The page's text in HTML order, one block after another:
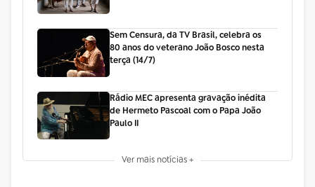
Sem Censura, da TV Brasil, celebra os
80 anos do veterano João Bosco nesta
terça (14/7)
Rádio MEC apresenta gravação inédita
de Hermeto Pascoal com o Papa João
Paulo II
Ver mais notícias +